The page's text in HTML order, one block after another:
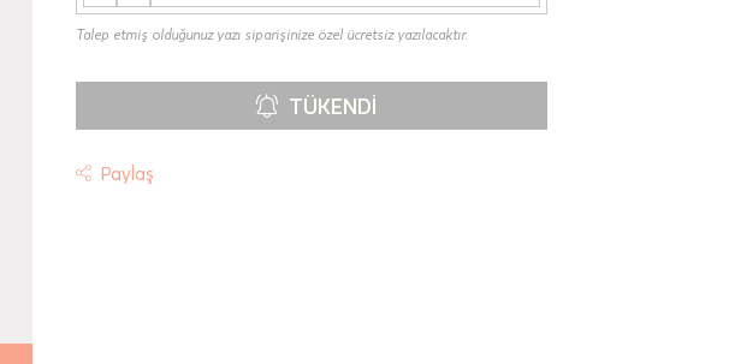
Talep etmiş olduğunuz yazı siparişinize özel ücretsiz yazılacaktır.
TÜKENDI
Paylaş